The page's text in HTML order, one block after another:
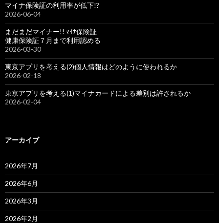
マイナ保険証の利用率が低下!?
2026-06-04
まだまだマイナー!! ﾏｲﾅ保険証
健康保険証７月まで利用認める
2026-03-30
東京アプリを考える(2)個人情報はどのように使われるか
2026-02-18
東京アプリを考える(1)マイナカードによる差別は許されるか
2026-02-04
アーカイブ
2026年7月
2026年6月
2026年3月
2026年2月